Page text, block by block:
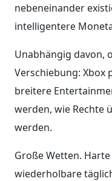
nebeneinander
intelligentere
Unabhängig davon,
Verschiebung: Xbox
breitere
werden, wie Rechte
werden.
Große Wetten.
wiederholbare